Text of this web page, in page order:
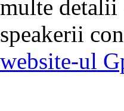
multe detalii
speakerii
website-ul